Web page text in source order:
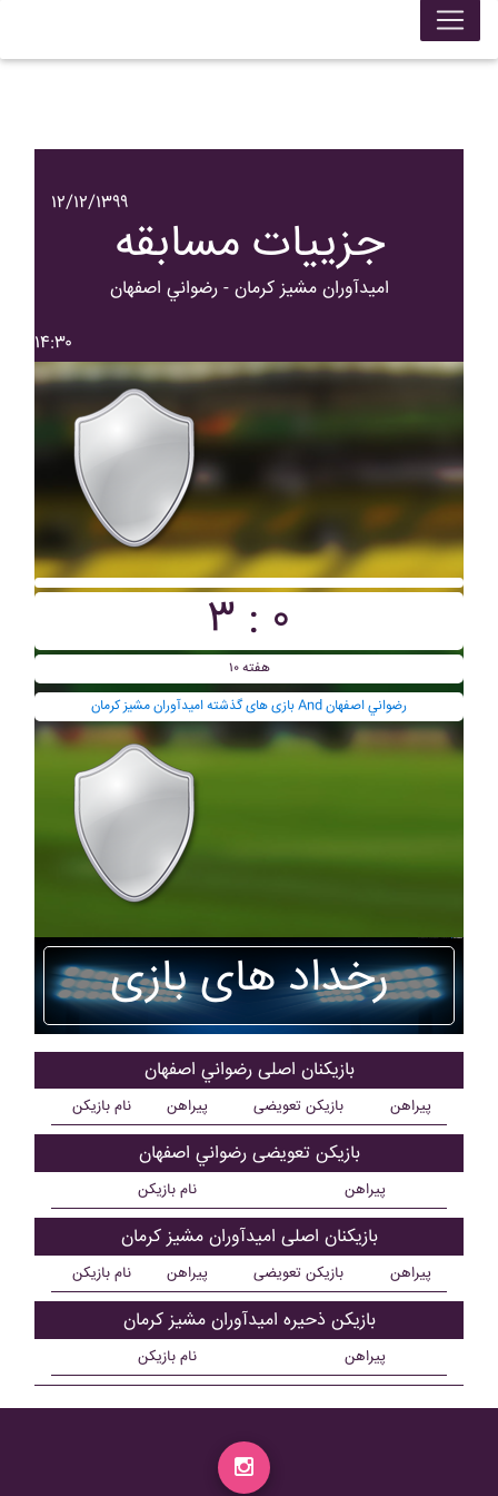
۱۲/۱۲/۱۳۹۹
جزییات مسابقه
اميدآوران مشيز کرمان - رضواني اصفهان
۱۴:۳۰
۳ : ۰
هفته ۱۰
بازی های گذشته اميدآوران مشيز کرمان And رضواني اصفهان
رخداد های بازی
بازیکنان اصلی رضواني اصفهان
نام بازیکن پیراهن بازیکن تعویضی پیراهن
بازیکن تعویضی رضواني اصفهان
نام بازیکن پیراهن
بازیکنان اصلی اميدآوران مشيز کرمان
نام بازیکن پیراهن بازیکن تعویضی پیراهن
بازیکن ذحیره اميدآوران مشيز کرمان
نام بازیکن پیراهن